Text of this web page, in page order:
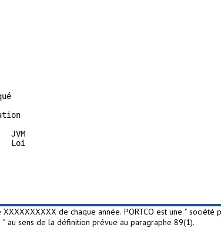
Loi
de chaque année. PORTCO est une " société
au sens de la définition prévue au paragraphe 89(1).